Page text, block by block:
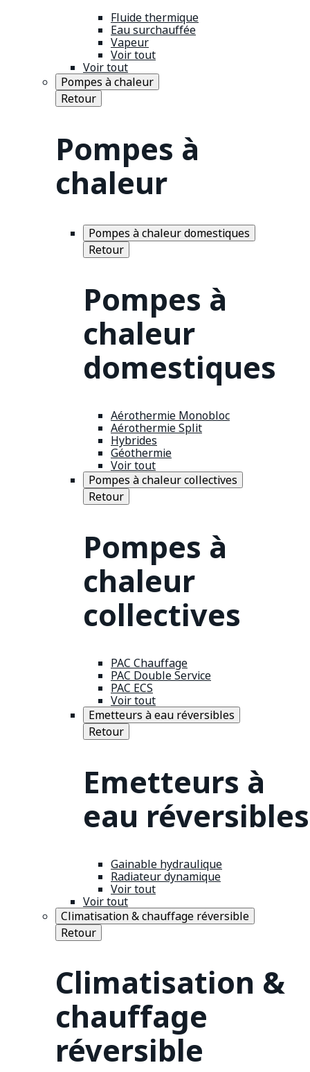
Fluide thermique
Eau surchauffée
Vapeur
Voir tout
Voir tout
Pompes à chaleur
Retour
Pompes à
chaleur
Pompes à chaleur domestiques
Retour
Pompes à
chaleur
domestiques
Aérothermie Monobloc
Aérothermie Split
Hybrides
Géothermie
Voir tout
Pompes à chaleur collectives
Retour
Pompes à
chaleur
collectives
PAC Chauffage
PAC Double Service
PAC ECS
Voir tout
Emetteurs à eau réversibles
Retour
Emetteurs à
eau réversibles
Gainable hydraulique
Radiateur dynamique
Voir tout
Voir tout
Climatisation & chauffage réversible
Retour
Climatisation &
chauffage
réversible